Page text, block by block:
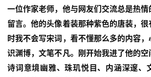
一位作家老师，他与网友们交流总是热
留言。他的头像着装那种紫色的唐装，
时我不会写宋词，看不懂那么多的内容
识渊博，文笔不凡。刚开始我进了他的
诗词意境幽雅、珠玑悦目、内涵深邃、